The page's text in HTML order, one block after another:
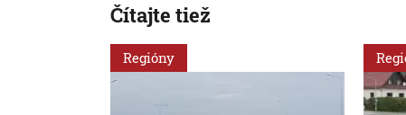
Čítajte tiež
Regióny